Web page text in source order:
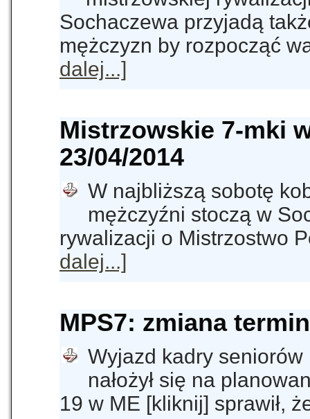
Sochaczewa przyjadą
mężczyzn by rozpocząć
dalej...]
Mistrzowskie 7-mki
23/04/2014
W najbliższą sobotę
mężczyźni stoczą w
rywalizacji o Mistrzostwo
dalej...]
MPS7: zmiana
Wyjazd kadry
nałożył się na
19 w ME [kliknij] sprawił,